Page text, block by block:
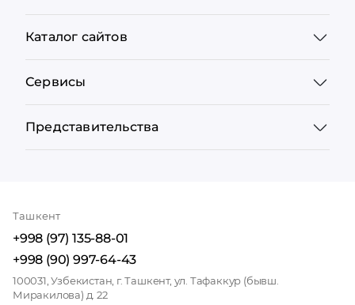
Каталог сайтов
Сервисы
Представительства
Ташкент
+998 (97) 135-88-01
+998 (90) 997-64-43
100031, Узбекистан, г. Ташкент, ул. Тафаккур (бывш.
Миракилова) д. 22